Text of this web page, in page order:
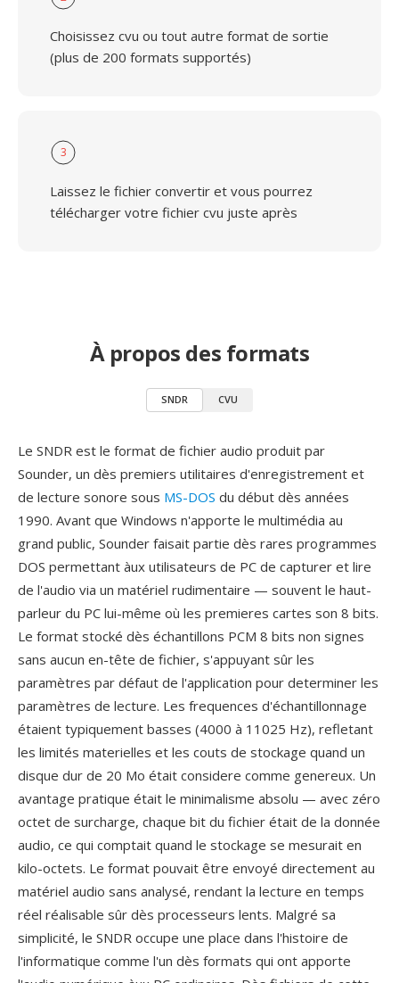
Choisissez cvu ou tout autre format de sortie
(plus de 200 formats supportés)
3
Laissez le fichier convertir et vous pourrez
télécharger votre fichier cvu juste après
À propos des formats
SNDR CVU
Le SNDR est le format de fichier audio produit par
Sounder, un dès premiers utilitaires d'enregistrement et
de lecture sonore sous MS-DOS du début dès années
1990. Avant que Windows n'apporte le multimédia au
grand public, Sounder faisait partie dès rares programmes
DOS permettant àux utilisateurs de PC de capturer et lire
de l'audio via un matériel rudimentaire — souvent le haut-
parleur du PC lui-même où les premieres cartes son 8 bits.
Le format stocké dès échantillons PCM 8 bits non signes
sans aucun en-tête de fichier, s'appuyant sûr les
paramètres par défaut de l'application pour determiner les
paramètres de lecture. Les frequences d'échantillonnage
étaient typiquement basses (4000 à 11025 Hz), refletant
les limités materielles et les couts de stockage quand un
disque dur de 20 Mo était considere comme genereux. Un
avantage pratique était le minimalisme absolu — avec zéro
octet de surcharge, chaque bit du fichier était de la donnée
audio, ce qui comptait quand le stockage se mesurait en
kilo-octets. Le format pouvait être envoyé directement au
matériel audio sans analysé, rendant la lecture en temps
réel réalisable sûr dès processeurs lents. Malgré sa
simplicité, le SNDR occupe une place dans l'histoire de
l'informatique comme l'un dès formats qui ont apporte